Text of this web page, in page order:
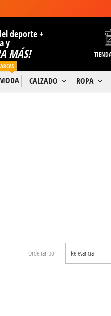
deporte +
y
MÁS!
MODA CALZADO ROPA
Ordenar por: Relevancia